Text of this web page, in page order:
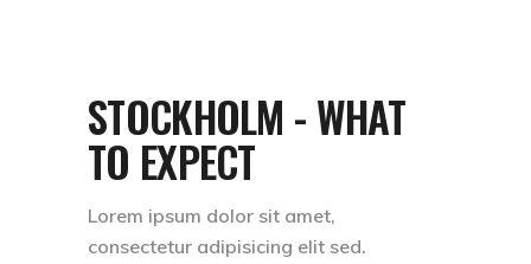
STOCKHOLM - WHAT
TO EXPECT
Lorem ipsum dolor sit amet,
consectetur adipisicing elit sed.